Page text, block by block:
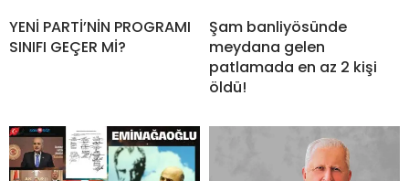
YENİ PARTİ’NİN PROGRAMI
SINIFI GEÇER Mİ?
Şam banliyösünde
meydana gelen
patlamada en az 2 kişi
öldü!